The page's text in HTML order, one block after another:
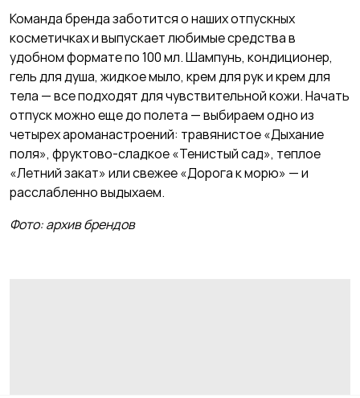
Команда бренда заботится о наших отпускных
косметичках и выпускает любимые средства в
удобном формате по 100 мл. Шампунь, кондиционер,
гель для душа, жидкое мыло, крем для рук и крем для
тела — все подходят для чувствительной кожи. Начать
отпуск можно еще до полета — выбираем одно из
четырех ароманастроений: травянистое «Дыхание
поля», фруктово-сладкое «Тенистый сад», теплое
«Летний закат» или свежее «Дорога к морю» — и
расслабленно выдыхаем.
Фото: архив брендов